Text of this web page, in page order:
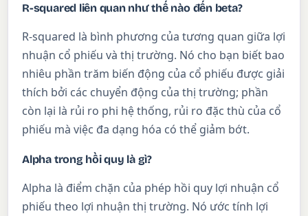
R-squared liên quan như thế nào đến beta?
R-squared là bình phương của tương quan giữa lợi
nhuận cổ phiếu và thị trường. Nó cho bạn biết bao
nhiêu phần trăm biến động của cổ phiếu được giải
thích bởi các chuyển động của thị trường; phần
còn lại là rủi ro phi hệ thống, rủi ro đặc thù của cổ
phiếu mà việc đa dạng hóa có thể giảm bớt.
Alpha trong hồi quy là gì?
Alpha là điểm chặn của phép hồi quy lợi nhuận cổ
phiếu theo lợi nhuận thị trường. Nó ước tính lợi